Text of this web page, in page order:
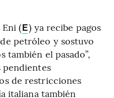
(E) ya recibe pagos
petróleo y sostuvo
también el pasado”,
pendientes
de restricciones
italiana también